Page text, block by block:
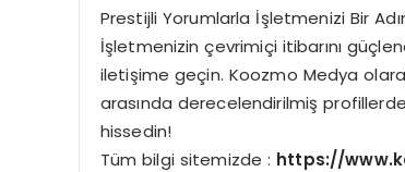
Prestijli Yorumlarla İşletmenizi Bir
İşletmenizin çevrimiçi itibarını
iletişime geçin. Koozmo Medya
arasında derecelendirilmiş
hissedin!
Tüm bilgi sitemizde : https://